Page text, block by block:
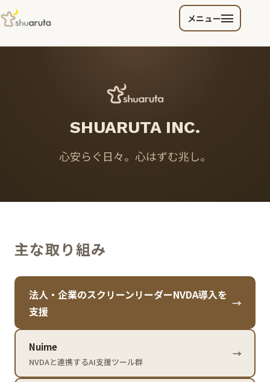
メニュー
SHUARUTA INC.
心安らぐ日々。心はずむ兆し。
主な取り組み
法人・企業のスクリーンリーダーNVDA導入を
支援
→
Nuime
NVDAと連携するAI支援ツール群
→